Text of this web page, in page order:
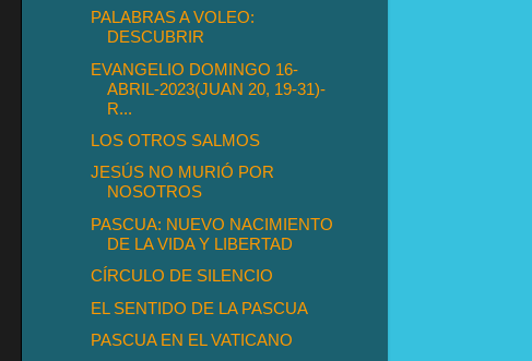
PALABRAS A VOLEO:
DESCUBRIR
EVANGELIO DOMINGO 16-
ABRIL-2023(JUAN 20, 19-31)-
R...
LOS OTROS SALMOS
JESÚS NO MURIÓ POR
NOSOTROS
PASCUA: NUEVO NACIMIENTO
DE LA VIDA Y LIBERTAD
CÍRCULO DE SILENCIO
EL SENTIDO DE LA PASCUA
PASCUA EN EL VATICANO